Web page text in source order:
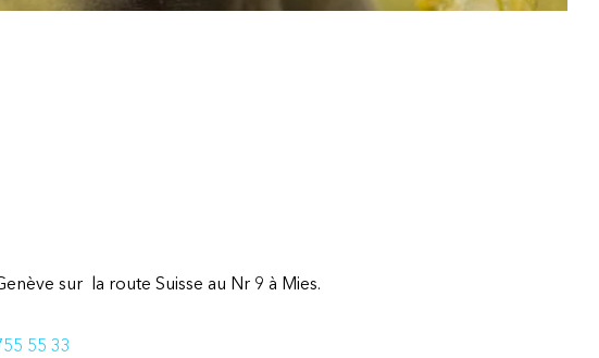
sur la route Suisse au Nr 9 à Mies.
55 33